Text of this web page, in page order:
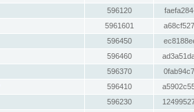
596120
5961601
596450
596460
596370
596410
596230